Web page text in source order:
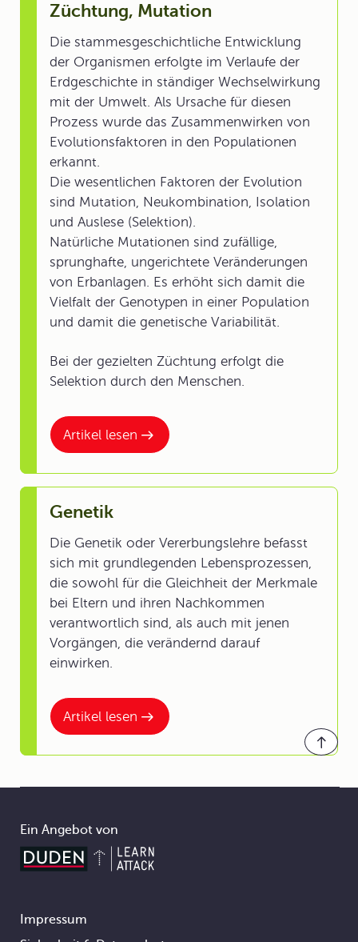
Artikel lesen
Züchtung, Mutation
Die stammesgeschichtliche Entwicklung
der Organismen erfolgte im Verlaufe der
Erdgeschichte in ständiger Wechselwirkung
mit der Umwelt. Als Ursache für diesen
Prozess wurde das Zusammenwirken von
Evolutionsfaktoren in den Populationen
erkannt.
Die wesentlichen Faktoren der Evolution
sind Mutation, Neukombination, Isolation
und Auslese (Selektion).
Natürliche Mutationen sind zufällige,
sprunghafte, ungerichtete Veränderungen
von Erbanlagen. Es erhöht sich damit die
Vielfalt der Genotypen in einer Population
und damit die genetische Variabilität.
Bei der gezielten Züchtung erfolgt die
Selektion durch den Menschen.
Artikel lesen
Genetik
Die Genetik oder Vererbungslehre befasst
sich mit grundlegenden Lebensprozessen,
die sowohl für die Gleichheit der Merkmale
bei Eltern und ihren Nachkommen
verantwortlich sind, als auch mit jenen
Vorgängen, die verändernd darauf
einwirken.
Ein Angebot von
Footer
Impressum